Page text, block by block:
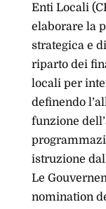
Enti Locali
elaborare la
strategica e
riparto dei
locali per
definendo
funzione
istruzione
Le
nomination